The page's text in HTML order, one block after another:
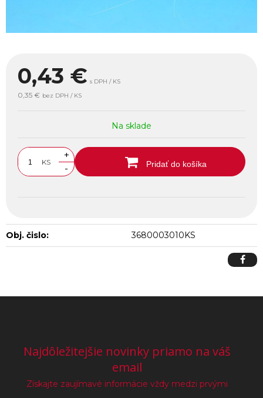
0,43 € s DPH / KS
0,35 € bez DPH / KS
Na sklade
KS
+
-
Pridať do košíka
Obj. čislo: 3680003010KS
Najdôležitejšie novinky priamo na váš
email
Získajte zaujímavé informácie vždy medzi prvými